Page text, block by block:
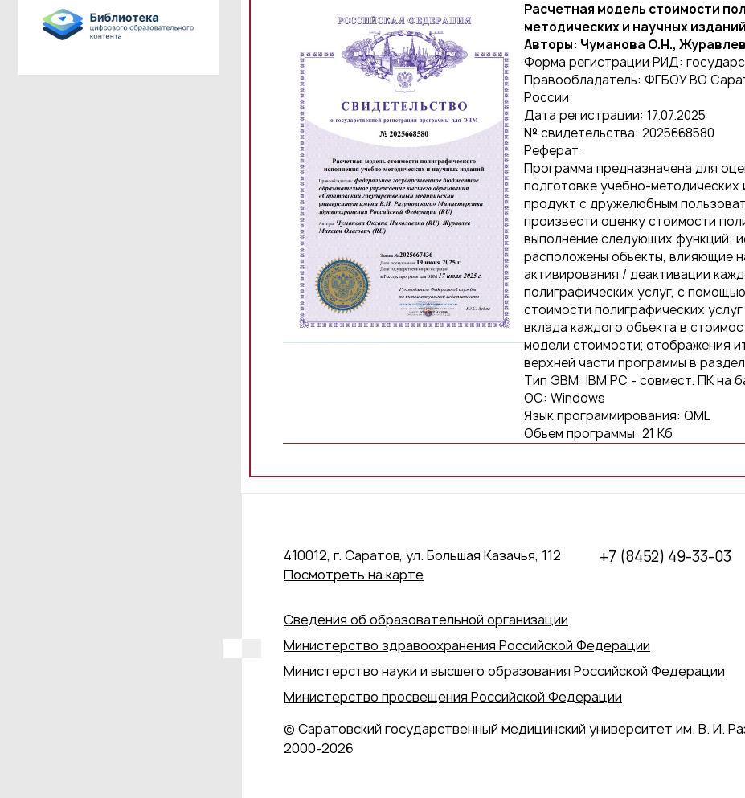
Расчетная модель стоимости
методических и научных изданий
Авторы: Чуманова О.Н.,
Форма регистрации РИД:
Правообладатель: ФГБОУ ВО
России
Дата регистрации: 17.07.2025
№ свидетельства: 2025668580
Реферат:
Программа предназначена для
подготовке учебно-
продукт с дружелюбным
произвести оценку стоимости
выполнение следующих функций:
расположены объекты, влияющие
активирования / деактивации
полиграфических услуг, с
стоимости полиграфических
вклада каждого объекта в
модели стоимости; отображения
верхней части программы в
Тип ЭВМ: IBM РС - совмест. ПК на
ОС: Windows
Язык программирования: QML
Объем программы: 21 Кб
410012, г. Саратов, ул. Большая Казачья, 112
Посмотреть на карте
+7 (8452) 49-33-03
Сведения об образовательной организации
Министерство здравоохранения Российской Федерации
Министерство науки и высшего образования Российской Федерации
Министерство просвещения Российской Федерации
© Саратовский государственный медицинский университет им. В. И.
2000‑2026